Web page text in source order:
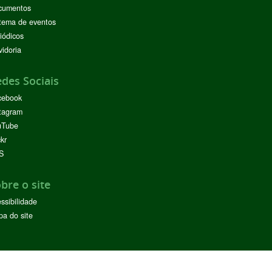
de eventos
Sociais
o site
do site